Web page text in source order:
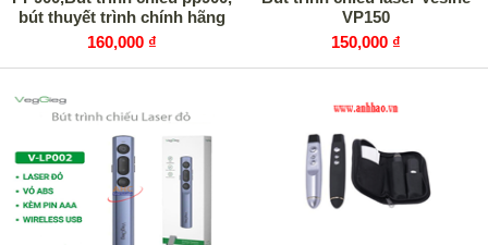
bút thuyết trình chính hãng
160,000 ₫
VP150
150,000 ₫